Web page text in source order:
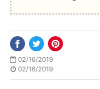
02/16/2019
02/16/2019